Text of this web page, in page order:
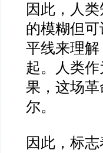
因此，人
的模糊但
平线来理
起。人类
果，这场
尔。
因此，标